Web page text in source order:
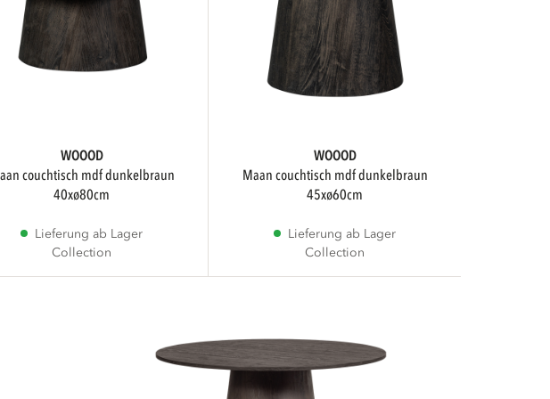
WOOOD
40xø80cm
Lieferung ab Lager
Collection
WOOOD
maan couchtisch mdf dunkelbraun
45xø60cm
Lieferung ab Lager
Collection